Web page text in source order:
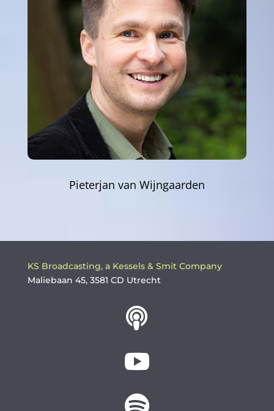
Pieterjan van Wijngaarden
KS Broadcasting, a Kessels & Smit Company
Maliebaan 45, 3581 CD Utrecht


